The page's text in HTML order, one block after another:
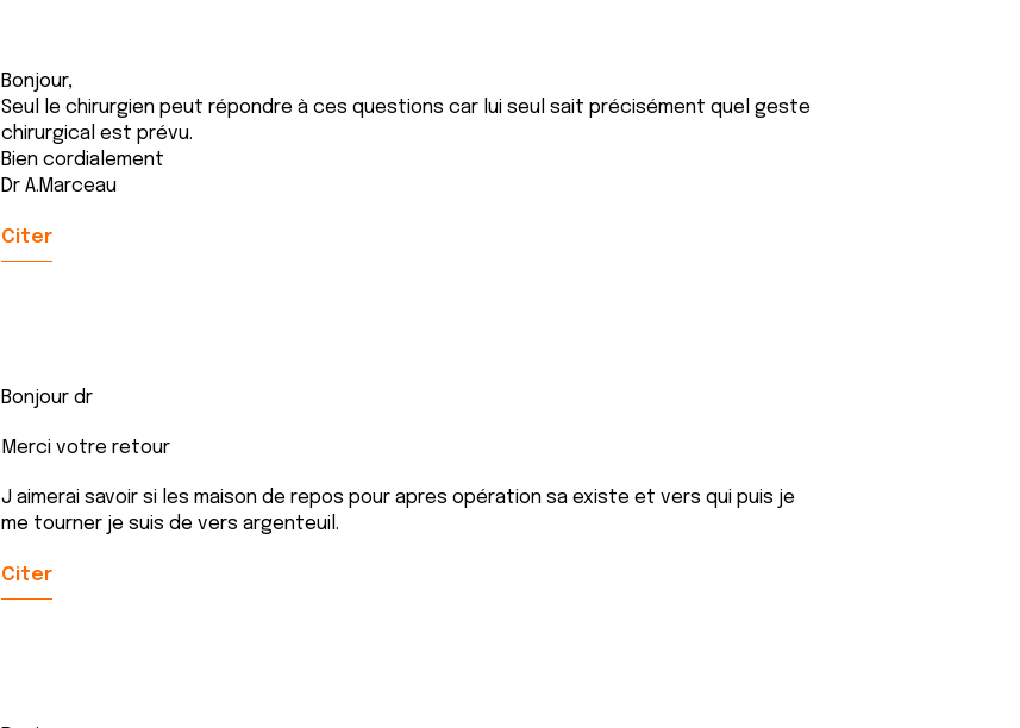
Bonjour,
Seul le chirurgien peut répondre à ces questions car lui seul sait précisément quel geste
chirurgical est prévu.
Bien cordialement
Dr A.Marceau
Citer
Bonjour dr
Merci votre retour
J aimerai savoir si les maison de repos pour apres opération sa existe et vers qui puis je
me tourner je suis de vers argenteuil.
Citer